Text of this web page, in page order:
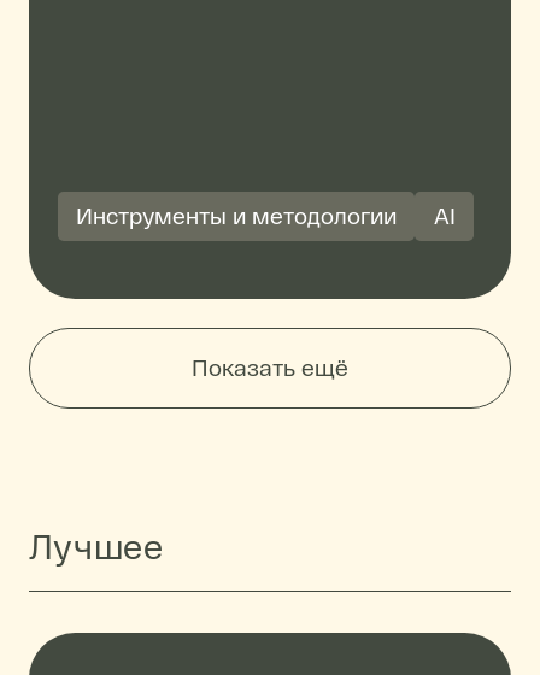
Инструменты и методологии AI
Показать ещё
Страница2
Лучшее